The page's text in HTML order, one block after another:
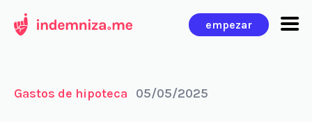
empezar
Gastos de hipoteca 05/05/2025